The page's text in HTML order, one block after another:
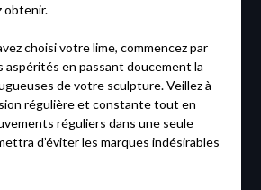
obtenir.
choisi votre lime, commencez par
aspérités en passant doucement la
de votre sculpture. Veillez à
régulière et constante tout en
réguliers dans une seule
d’éviter les marques indésirables